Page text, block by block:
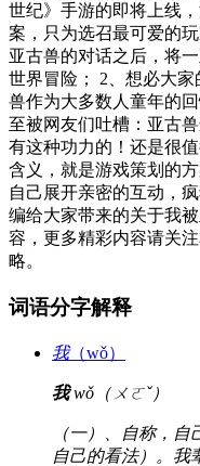
世纪》手游的即将上线
案，只为选召最可爱的
亚古兽的对话之后，将
世界冒险； 2、想必大
兽作为大多数人童年的
至被网友们吐槽：亚古
有这种功力的！还是很
含义，就是游戏策划的
自己展开亲密的互动，
编给大家带来的关于我
容，更多精彩内容请关
略。
词语分字解释
我（wǒ）
我wǒ（ㄨㄛˇ）
（一）、自称，
自己的看法）。我